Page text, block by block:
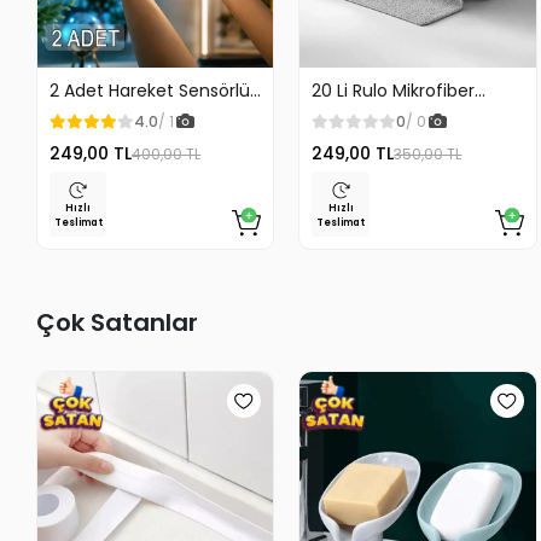
2 Adet Hareket Sensörlü
Lamba Merdiven Dolap
Çalışma Masası Mutfak
Lambası Şarjlı Usb Led
Lamba Beyaz
4.0/ 1
249,00 TL400,00 TL
Hızlı
Teslimat
20 Li Rulo Mikrofiber
Temizlik Bezi 25x25 cm
Çok Amaçlı Kopart Kullan
Kaliteli
0/ 0
249,00 TL350,00 TL
Hızlı
Teslimat
Çok Satanlar